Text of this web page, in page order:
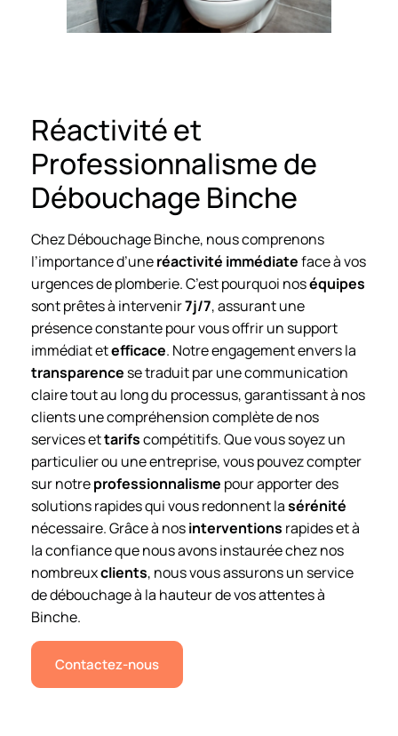
Réactivité et
Professionnalisme de
Débouchage Binche
Chez Débouchage Binche, nous comprenons
l’importance d’uneréactivité immédiateface à vos
urgences de plomberie. C’est pourquoi noséquipes
sont prêtes à intervenir7j/7, assurant une
présence constante pour vous offrir un support
immédiat etefficace. Notre engagement envers la
transparence se traduit par une communication
claire tout au long du processus, garantissant à nos
clients une compréhension complète de nos
services ettarifscompétitifs. Que vous soyez un
particulier ou une entreprise, vous pouvez compter
sur notreprofessionnalisme pour apporter des
solutions rapides qui vous redonnent lasérénité
nécessaire. Grâce à nosinterventions rapides et à
la confiance que nous avons instaurée chez nos
nombreuxclients, nous vous assurons un service
de débouchage à la hauteur de vos attentes à
Binche.
Contactez-nous